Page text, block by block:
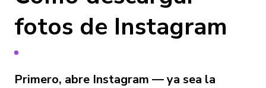
fotos de Instagram
Primero, abre Instagram — ya sea la